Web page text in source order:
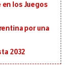
en los Juegos
por una
2032